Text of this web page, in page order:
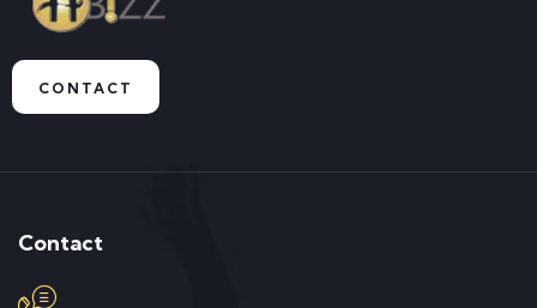
CONTACT
Contact